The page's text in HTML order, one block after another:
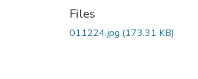
Files
011224.jpg (173.31 KB)